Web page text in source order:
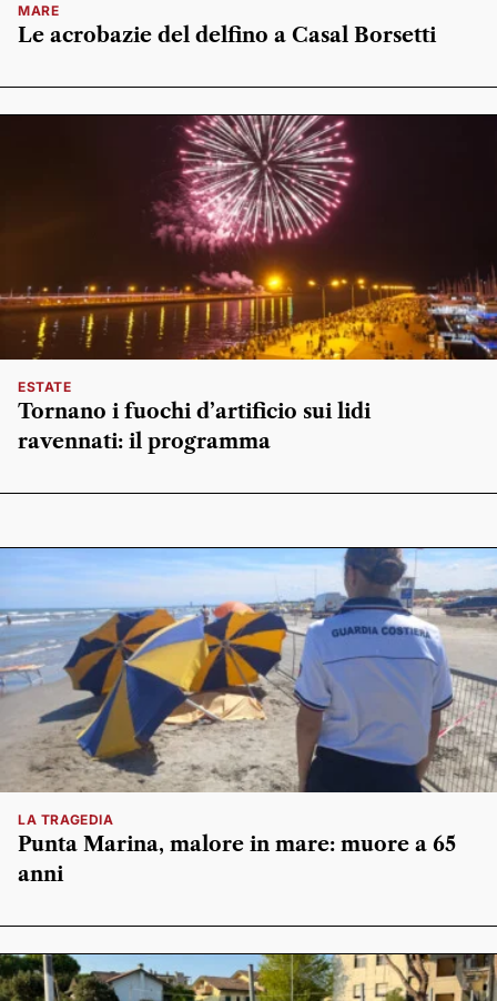
MARE
Le acrobazie del delfino a Casal Borsetti
ESTATE
Tornano i fuochi d’artificio sui lidi
ravennati: il programma
LA TRAGEDIA
Punta Marina, malore in mare: muore a 65
anni